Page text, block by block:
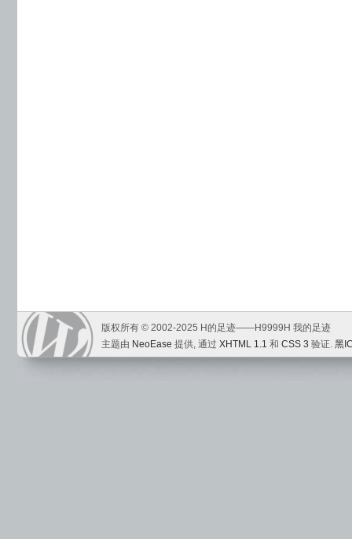
版权所有 © 2002-2025 H的足迹——H9999H 我的足迹
主题由 NeoEase 提供, 通过 XHTML 1.1 和 CSS 3 验证. 黑